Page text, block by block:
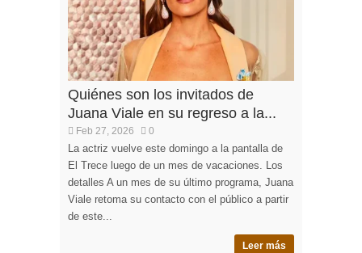
Quiénes son los invitados de
Juana Viale en su regreso a la...
Feb 27, 2026 0
La actriz vuelve este domingo a la pantalla de
El Trece luego de un mes de vacaciones. Los
detalles A un mes de su último programa, Juana
Viale retoma su contacto con el público a partir
de este...
Leer más